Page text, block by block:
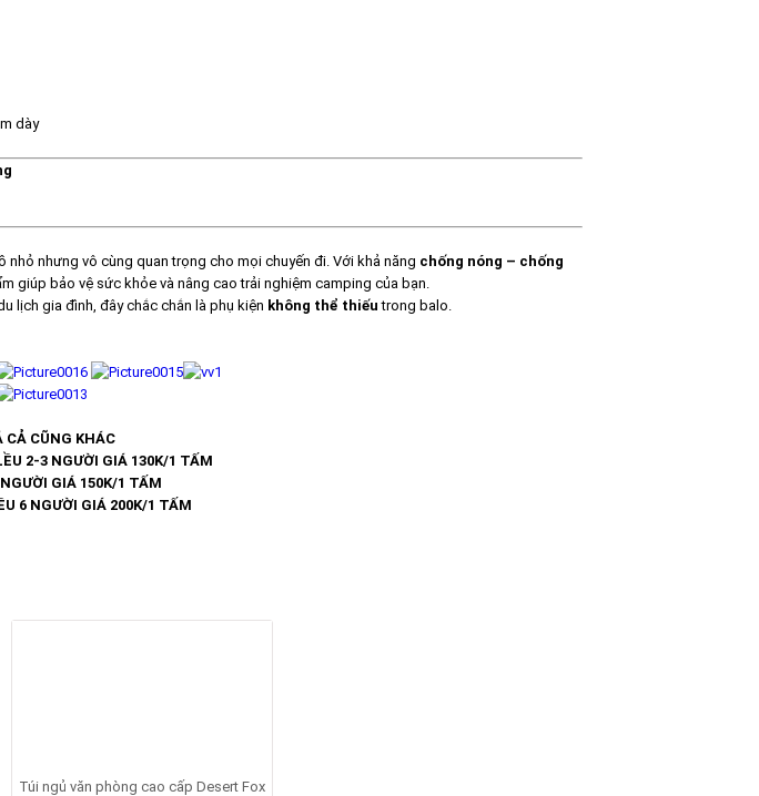
dày
nhỏ nhưng vô cùng quan trọng cho mọi chuyến đi. Với khả năng chống nóng – chống
giúp bảo vệ sức khỏe và nâng cao trải nghiệm camping của bạn.
lịch gia đình, đây chắc chắn là phụ kiện không thể thiếu trong balo.
CŨNG KHÁC
2-3 NGƯỜI GIÁ 130K/1 TẤM
GIÁ 150K/1 TẤM
6 NGƯỜI GIÁ 200K/1 TẤM
Túi ngủ văn phòng cao cấp Desert Fox